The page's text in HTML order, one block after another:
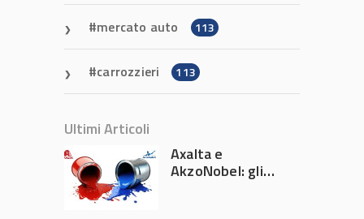
mercato auto 113
carrozzieri 113
Ultimi Articoli
Axalta e
AkzoNobel: gli